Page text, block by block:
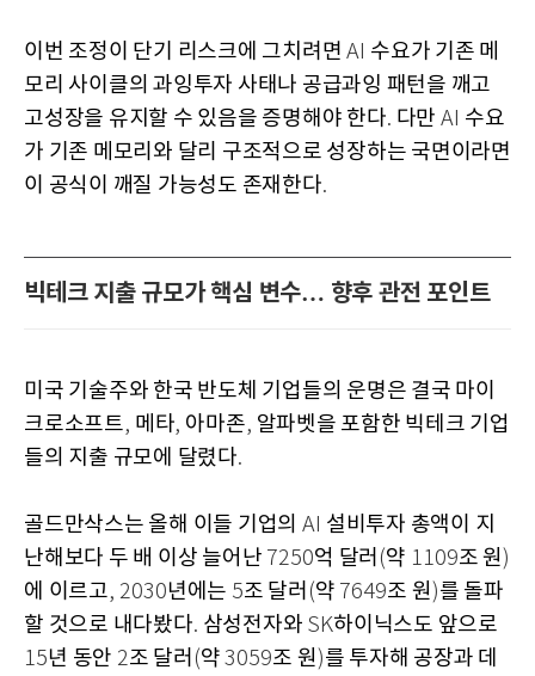
이번 조정이 단기 리스크에 그치려면 AI 수요가 기존 메
모리 사이클의 과잉투자 사태나 공급과잉 패턴을 깨고
고성장을 유지할 수 있음을 증명해야 한다. 다만 AI 수요
가 기존 메모리와 달리 구조적으로 성장하는 국면이라면
이 공식이 깨질 가능성도 존재한다.
빅테크 지출 규모가 핵심 변수… 향후 관전 포인트
미국 기술주와 한국 반도체 기업들의 운명은 결국 마이
크로소프트, 메타, 아마존, 알파벳을 포함한 빅테크 기업
들의 지출 규모에 달렸다.
골드만삭스는 올해 이들 기업의 AI 설비투자 총액이 지
난해보다 두 배 이상 늘어난 7250억 달러 (약 1109조 원)
에 이르고, 2030년에는 5조 달러 (약 7649조 원)를 돌파
할 것으로 내다봤다. 삼성전자와 SK하이닉스도 앞으로
15년 동안 2조 달러 (약3059조 원)를 투자해 공장과 데